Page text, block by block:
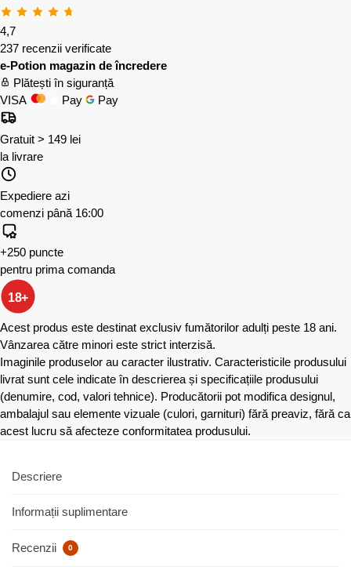
4,7
237 recenzii verificate
e-Potion magazin de încredere
Plătești în siguranță
VISA
Pay Pay
Gratuit > 149 lei
la livrare
Expediere azi
comenzi până 16:00
+250 puncte
pentru prima comanda
18+
Acest produs este destinat exclusiv fumătorilor adulți peste 18 ani.
Vânzarea către minori este strict interzisă.
Imaginile produselor au caracter ilustrativ. Caracteristicile produsului
livrat sunt cele indicate în descrierea și specificațiile produsului
(denumire, cod, valori tehnice). Producătorii pot modifica designul,
ambalajul sau elemente vizuale (culori, garnituri) fără preaviz, fără ca
acest lucru să afecteze conformitatea produsului.
Descriere
Informații suplimentare
Recenzii 0